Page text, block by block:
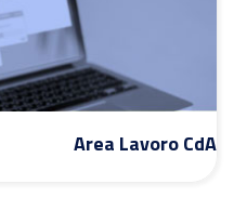
Area Lavoro CdA